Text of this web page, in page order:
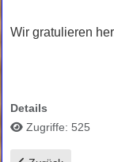
Wir gratulieren
Details
Zugriffe: 525